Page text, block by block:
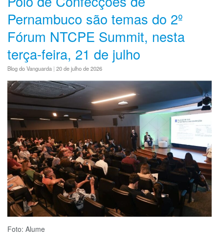
Pernambuco são temas do 2º
Fórum NTCPE Summit, nesta
terça-feira, 21 de julho
Blog do Vanguarda | 20 de julho de 2026
Foto: Alume